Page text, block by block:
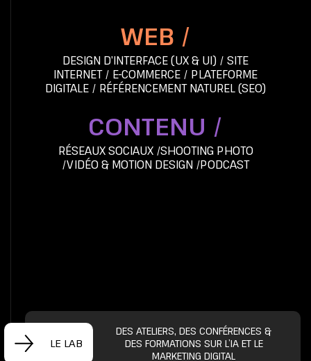
WEB /
DESIGN D’INTERFACE (UX & UI) / SITE
INTERNET/ E-COMMERCE / PLATEFORME
DIGITALE / RÉFÉRENCEMENT NATUREL (SEO)
RÉSEAUX SOCIAUX/SHOOTING PHOTO
/VIDÉO & MOTION DESIGN /PODCAST
CONTENU /
LE LAB
DES ATELIERS, DES CONFÉRENCES &
DES FORMATIONS SUR L’IA ET LE
MARKETING DIGITAL